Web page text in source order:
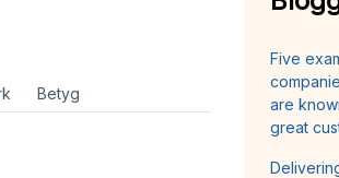
Betyg
Five
are
great